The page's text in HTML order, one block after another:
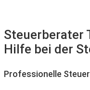
Steuerberater
Hilfe bei der
Professionelle